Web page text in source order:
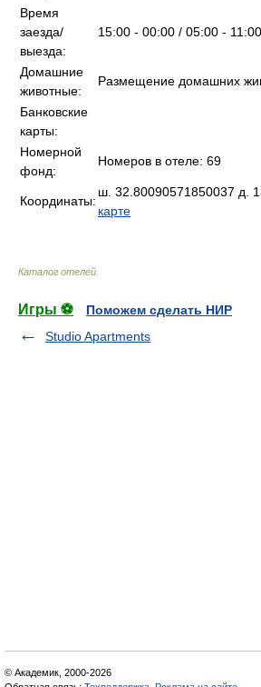
Время
заезда/
выезда:
15:00 - 00:00 / 05:00 - 11:00
Домашние
животные:
Размещение домашних
Банковские
карты:
Номерной
фонд:
Номеров в отеле: 69
Координаты:
ш. 32.80090571850037 д.
карте
Каталог отелей
Игры ⚽
Поможем сделать НИР
Studio Apartments
© Академик, 2000-2026